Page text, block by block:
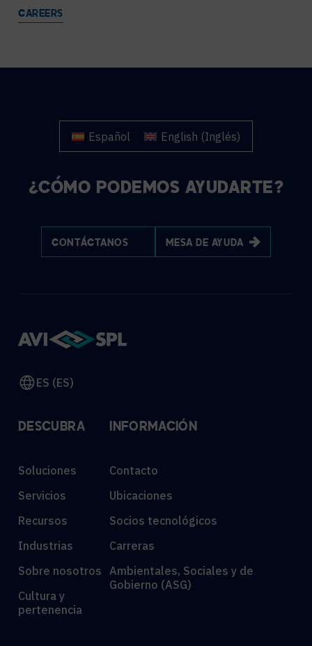
CAREERS
Español English (Inglés)
¿CÓMO PODEMOS AYUDARTE?
CONTÁCTANOS MESA DE AYUDA
ES (ES)
DESCUBRA
Soluciones
Servicios
Recursos
Industrias
Sobre nosotros
Cultura y
pertenencia
INFORMACIÓN
Contacto
Ubicaciones
Socios tecnológicos
Carreras
Ambientales, Sociales y de
Gobierno (ASG)